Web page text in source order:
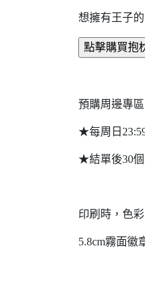
想擁有王子
預購周邊專
★每周日
★結單後30
印刷時，色
5.8cm霧面徽